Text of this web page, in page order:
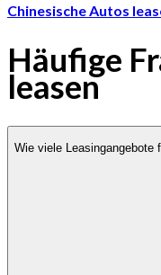
Chinesische Autos
Häufige
leasen
Wie viele Leasingangebote